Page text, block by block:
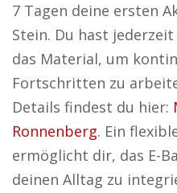
7 Tagen deine ersten
Stein. Du hast
das Material, um
Fortschritten zu
Details findest du hier:
Ronnenberg. Ein
ermöglicht dir, das E-
deinen Alltag zu